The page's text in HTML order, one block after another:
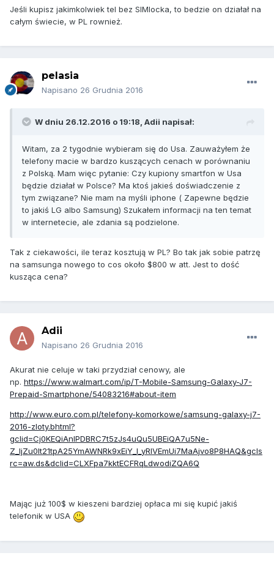
Jeśli kupisz jakimkolwiek tel bez SIMlocka, to bedzie on działał na
całym świecie, w PL rownież.
pelasia
Napisano 26 Grudnia 2016
W dniu 26.12.2016 o 19:18, Adii napisał:
Witam, za 2 tygodnie wybieram się do Usa. Zauważyłem że
telefony macie w bardzo kuszących cenach w porównaniu
z Polską. Mam więc pytanie: Czy kupiony smartfon w Usa
będzie działał w Polsce? Ma ktoś jakieś doświadczenie z
tym związane? Nie mam na myśli iphone ( Zapewne będzie
to jakiś LG albo Samsung) Szukałem informacji na ten temat
w internetecie, ale zdania są podzielone.
Tak z ciekawości, ile teraz kosztują w PL? Bo tak jak sobie patrzę
na samsunga nowego to cos około $800 w att. Jest to dość
kusząca cena?
Adii
Napisano 26 Grudnia 2016
Akurat nie celuje w taki przydział cenowy, ale
np. https://www.walmart.com/ip/T-Mobile-Samsung-Galaxy-J7-
Prepaid-Smartphone/54083216#about-item
http://www.euro.com.pl/telefony-komorkowe/samsung-galaxy-j7-
2016-zloty.bhtml?
gclid=Cj0KEQiAnIPDBRC7t5zJs4uQu5UBEiQA7u5Ne-
Z_ljZu0It21tpA25YmAWNRk9xEiY_I_yRIVEmUi7MaAjvo8P8HAQ&gcls
rc=aw.ds&dclid=CLXFpa7kktECFRqLdwodiZQA6Q
Mając już 100$ w kieszeni bardziej opłaca mi się kupić jakiś
telefonik w USA